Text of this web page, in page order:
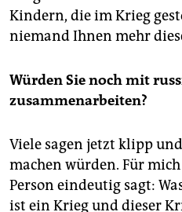
Kindern, die im Krieg
niemand Ihnen mehr
Würden Sie noch mit
zusammenarbeiten?
Viele sagen jetzt klipp
machen würden. Für
Person eindeutig sagt:
ist ein Krieg und dieser